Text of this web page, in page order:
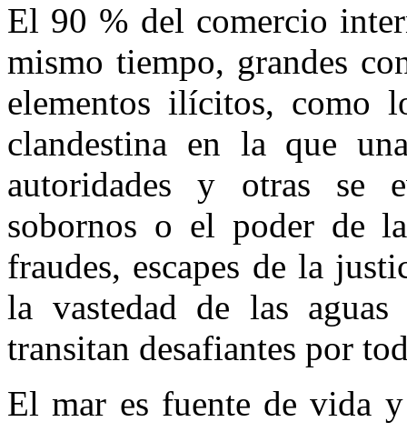
El 90 % del comercio
mismo tiempo, grandes
elementos ilícitos, como
clandestina en la que
autoridades y otras se
sobornos o el poder de
fraudes, escapes de la
la vastedad de las
transitan desafiantes por
El mar es fuente de vida